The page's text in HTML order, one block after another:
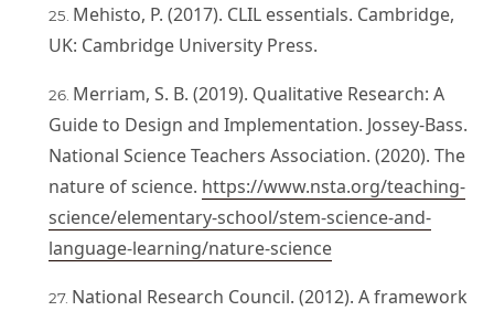
Mehisto, P. (2017). CLIL essentials. Cambridge,
UK: Cambridge University Press.
Merriam, S. B. (2019). Qualitative Research: A
Guide to Design and Implementation. Jossey-Bass.
National Science Teachers Association. (2020). The
nature of science. https://www.nsta.org/teaching-
science/elementary-school/stem-science-and-
language-learning/nature-science
National Research Council. (2012). A framework